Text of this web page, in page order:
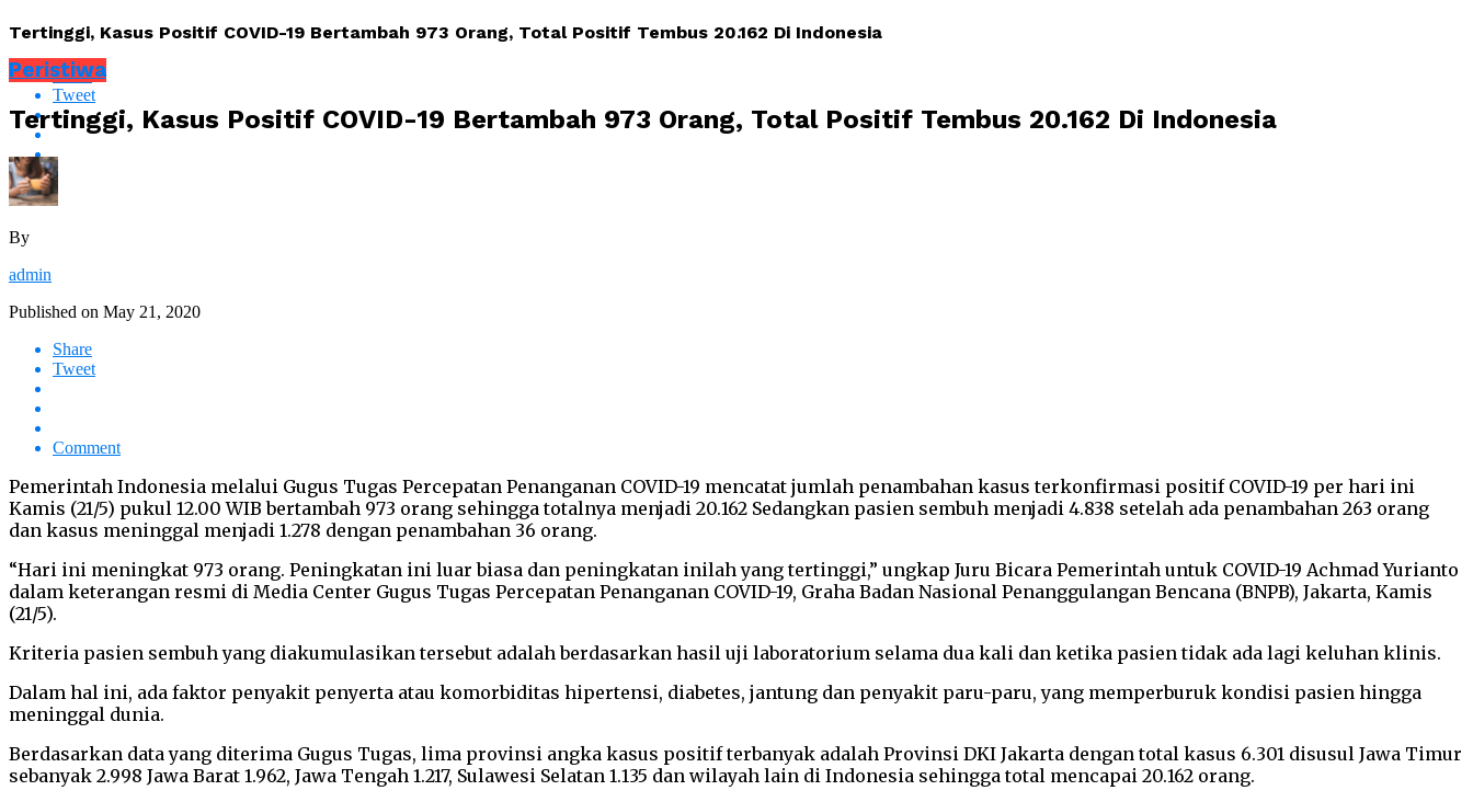
Tertinggi, Kasus Positif COVID-19 Bertambah 973 Orang, Total Positif Tembus 20.162 Di Indonesia
Share
Tweet
Peristiwa
Tertinggi, Kasus Positif COVID-19 Bertambah 973 Orang, Total Positif Tembus 20.162 Di Indonesia
By
admin
Published on May 21, 2020
Share
Tweet
Comment
Pemerintah Indonesia melalui Gugus Tugas Percepatan Penanganan COVID-19 mencatat jumlah penambahan kasus terkonfirmasi positif COVID-19 per hari ini
Kamis (21/5) pukul 12.00 WIB bertambah 973 orang sehingga totalnya menjadi 20.162 Sedangkan pasien sembuh menjadi 4.838 setelah ada penambahan 263 orang
dan kasus meninggal menjadi 1.278 dengan penambahan 36 orang.
“Hari ini meningkat 973 orang. Peningkatan ini luar biasa dan peningkatan inilah yang tertinggi,” ungkap Juru Bicara Pemerintah untuk COVID-19 Achmad Yurianto
dalam keterangan resmi di Media Center Gugus Tugas Percepatan Penanganan COVID-19, Graha Badan Nasional Penanggulangan Bencana (BNPB), Jakarta, Kamis
(21/5).
Kriteria pasien sembuh yang diakumulasikan tersebut adalah berdasarkan hasil uji laboratorium selama dua kali dan ketika pasien tidak ada lagi keluhan klinis.
Dalam hal ini, ada faktor penyakit penyerta atau komorbiditas hipertensi, diabetes, jantung dan penyakit paru-paru, yang memperburuk kondisi pasien hingga
meninggal dunia.
Berdasarkan data yang diterima Gugus Tugas, lima provinsi angka kasus positif terbanyak adalah Provinsi DKI Jakarta dengan total kasus 6.301 disusul Jawa Timur
sebanyak 2.998 Jawa Barat 1.962, Jawa Tengah 1.217, Sulawesi Selatan 1.135 dan wilayah lain di Indonesia sehingga total mencapai 20.162 orang.